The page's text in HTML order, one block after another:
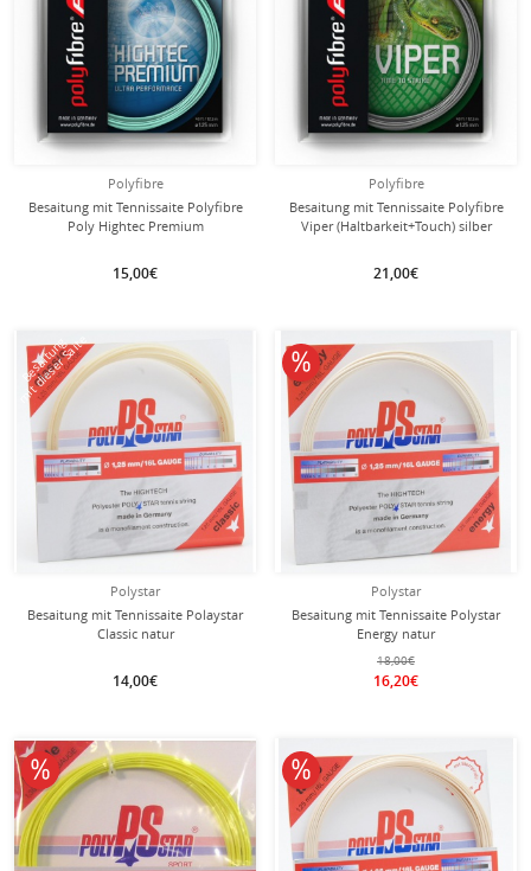
Polyfibre
Besaitung mit Tennissaite Polyfibre
Poly Hightec Premium
15,00€
Polyfibre
Besaitung mit Tennissaite Polyfibre
Viper (Haltbarkeit+Touch) silber
21,00€
Polystar
Besaitung mit Tennissaite Polaystar
Classic natur
14,00€
Besaitung
mit dieser Saite
Polystar
Besaitung mit Tennissaite Polystar
Energy natur
18,00€
16,20€
10% reduziert
10% reduziert 10% reduziert